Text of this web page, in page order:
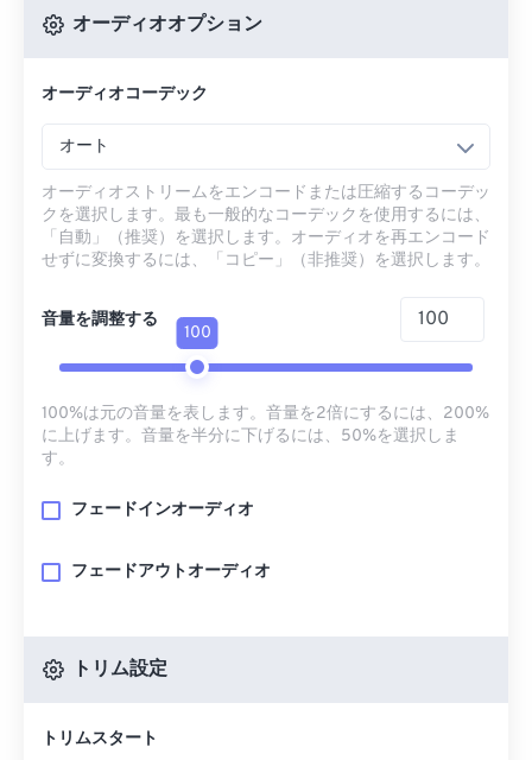
オーディオオプション
オーディオコーデック
オート
オーディオストリームをエンコードまたは圧縮するコーデッ
クを選択します。最も一般的なコーデックを使用するには、
「自動」（推奨）を選択します。オーディオを再エンコード
せずに変換するには、「コピー」（非推奨）を選択します。
音量を調整する
100
100%は元の音量を表します。音量を2倍にするには、200%
に上げます。音量を半分に下げるには、50%を選択しま
す。
フェードインオーディオ
フェードアウトオーディオ
トリム設定
トリムスタート